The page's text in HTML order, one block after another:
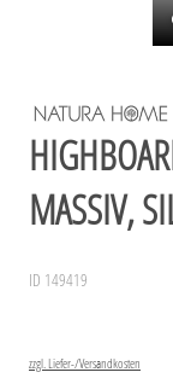
MASSIV,
ID 149419
zzgl. Liefer-/Versandkosten